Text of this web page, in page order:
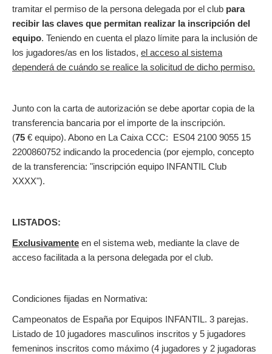
tramitar el permiso de la persona delegada por el club para
recibir las claves que permitan realizar la inscripción del
equipo. Teniendo en cuenta el plazo límite para la inclusión de
los jugadores/as en los listados, el acceso al sistema
dependerá de cuándo se realice la solicitud de dicho permiso.
Junto con la carta de autorización se debe aportar copia de la
transferencia bancaria por el importe de la inscripción.
(75 € equipo). Abono en La Caixa CCC: ES04 2100 9055 15
2200860752 indicando la procedencia (por ejemplo, concepto
de la transferencia: "inscripción equipo INFANTIL Club
XXXX").
LISTADOS:
Exclusivamente en el sistema web, mediante la clave de
acceso facilitada a la persona delegada por el club.
Condiciones fijadas en Normativa:
Campeonatos de España por Equipos INFANTIL. 3 parejas.
Listado de 10 jugadores masculinos inscritos y 5 jugadores
femeninos inscritos como máximo (4 jugadores y 2 jugadoras